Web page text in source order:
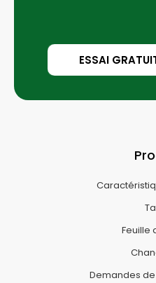
ESSAI
Feuille
Demandes